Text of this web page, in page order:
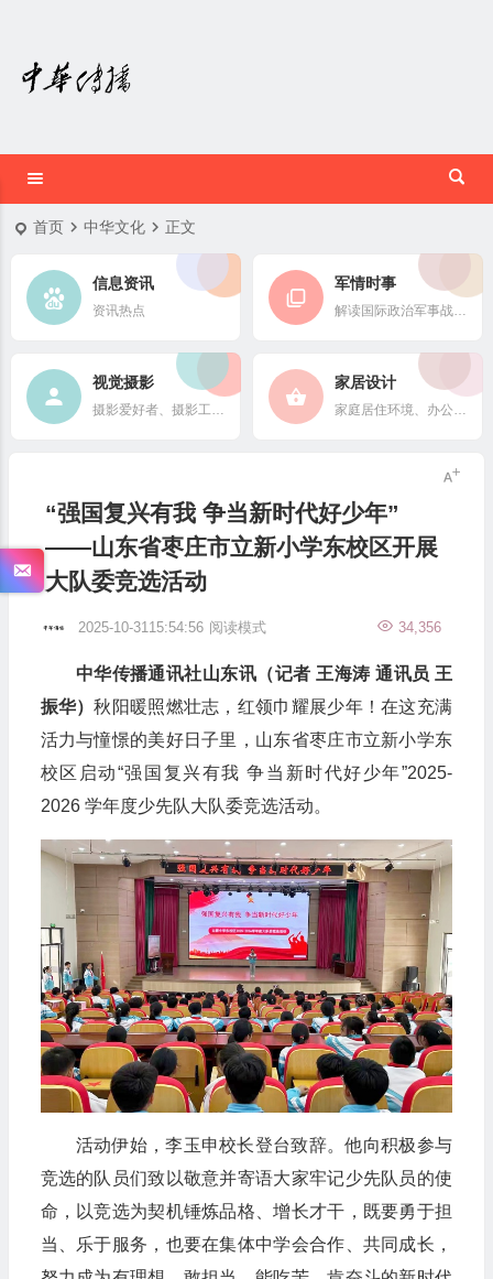
首页 中华文化 正文
信息资讯
资讯热点
军情时事
解读国际政治军事战略格局
视觉摄影
摄影爱好者、摄影工作者及摄影行业信息
家居设计
家庭居住环境、办公场所、公共空间陈设风格以设计搭配
“强国复兴有我 争当新时代好少年”
——山东省枣庄市立新小学东校区开展
大队委竞选活动
2025-10-3115:54:56 34,356
阅读模式
中华传播通讯社山东讯（记者 王海涛 通讯员 王
振华）秋阳暖照燃壮志，红领巾耀展少年！在这充满
活力与憧憬的美好日子里，山东省枣庄市立新小学东
校区启动“强国复兴有我 争当新时代好少年”2025-
2026 学年度少先队大队委竞选活动。
活动伊始，李玉申校长登台致辞。他向积极参与
竞选的队员们致以敬意并寄语大家牢记少先队员的使
命，以竞选为契机锤炼品格、增长才干，既要勇于担
当、乐于服务，也要在集体中学会合作、共同成长，